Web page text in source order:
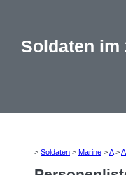
Soldaten im
> Soldaten > Marine >A>